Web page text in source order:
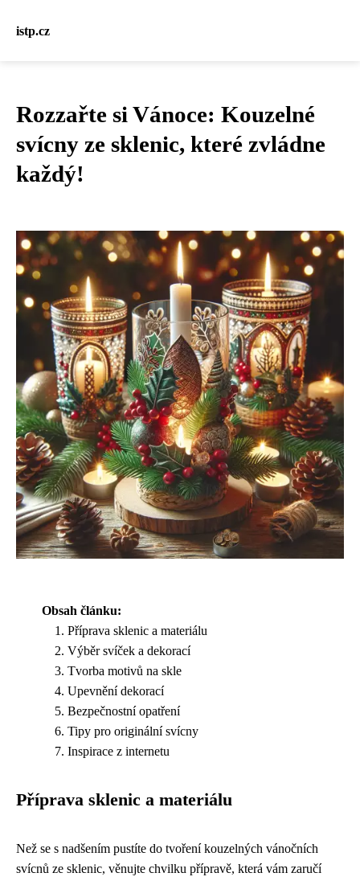
istp.cz
Rozzařte si Vánoce: Kouzelné
svícny ze sklenic, které zvládne
každý!
Obsah článku:
Příprava sklenic a materiálu
Výběr svíček a dekorací
Tvorba motivů na skle
Upevnění dekorací
Bezpečnostní opatření
Tipy pro originální svícny
Inspirace z internetu
Příprava sklenic a materiálu
Než se s nadšením pustíte do tvoření kouzelných vánočních
svícnů ze sklenic, věnujte chvilku přípravě, která vám zaručí